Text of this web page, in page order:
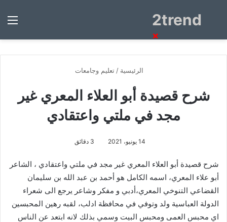
2trendبحث
الرئيسية / تعليم وجامعات
شرح قصيدة أبو العلاء المعري غير
مجد في ملتي واعتقادي
14 يونيو، 2021
شرح قصيدة أبو العلاء المعري غير مجد في ملتي واعتقادي ، الشاعر
أبو علاء المعري، اسمه الكامل هو أحمد بن عبد الله بن سليمان
القضاعي التنوخي المعري،أدبي و مفكر وشاعر يرجع الى شعراء
الدولة العباسية ولد وتوفي في محافظة ادلب، لقبه رهين المحبسين
اي محبس العمى ومحبس البيت وسمي بذلك لانه ابتعد عن الناس
×